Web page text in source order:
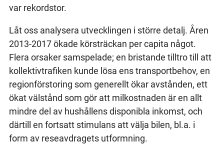
var rekordstor.
Låt oss analysera utvecklingen i större detalj. Åren
2013-2017 ökade körsträckan per capita något.
Flera orsaker samspelade; en bristande tilltro till att
kollektivtrafiken kunde lösa ens transportbehov, en
regionförstoring som generellt ökar avstånden, ett
ökat välstånd som gör att milkostnaden är en allt
mindre del av hushållens disponibla inkomst, och
därtill en fortsatt stimulans att välja bilen, bl.a. i
form av reseavdragets utformning.